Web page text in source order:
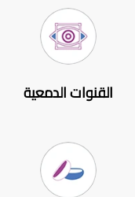
القنوات الدمعية